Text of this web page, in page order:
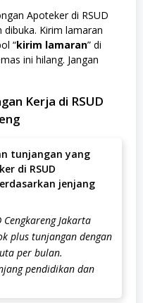
Apoteker di RSUD
dibuka. Kirim lamaran
“kirim lamaran” di
ini hilang. Jangan
Kerja di RSUD
tunjangan yang
di RSUD
jenjang
Cengkareng Jakarta
plus tunjangan dengan
per bulan.
pendidikan dan